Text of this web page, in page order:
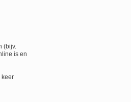
(bijv.
is en
keer